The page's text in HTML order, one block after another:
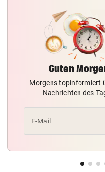
Guten
Morgens topinformiert
Nachrichten des
E-Mail